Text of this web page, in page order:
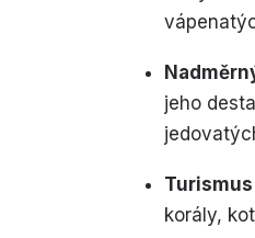
jeho
Turismus
korály,